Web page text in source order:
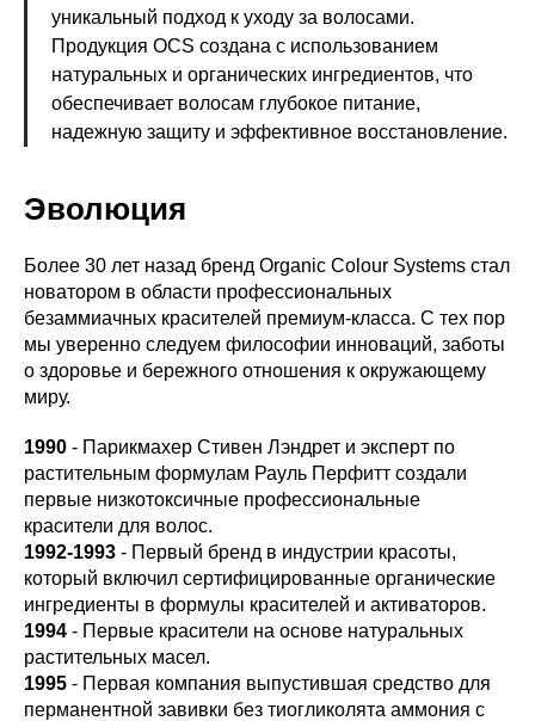
уникальный подход к уходу за волосами.
Продукция OCS создана с использованием
натуральных и органических ингредиентов, что
обеспечивает волосам глубокое питание,
надежную защиту и эффективное восстановление.
Эволюция
Более 30 лет назад бренд Organic Colour Systems стал
новатором в области профессиональных
безаммиачных красителей премиум-класса. С тех пор
мы уверенно следуем философии инноваций, заботы
о здоровье и бережного отношения к окружающему
миру.
1990 - Парикмахер Стивен Лэндрет и эксперт по
растительным формулам Рауль Перфитт создали
первые низкотоксичные профессиональные
красители для волос.
1992-1993 - Первый бренд в индустрии красоты,
который включил сертифицированные органические
ингредиенты в формулы красителей и активаторов.
1994 - Первые красители на основе натуральных
растительных масел.
1995 - Первая компания выпустившая средство для
перманентной завивки без тиогликолята аммония с